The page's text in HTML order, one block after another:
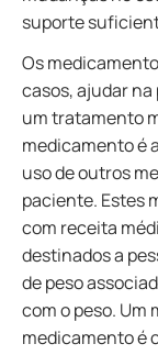
suporte
Os
casos, ajudar
um tratamento
medicamento é
uso de outros
paciente. Estes
com receita
destinados a
de peso
com o peso. Um
medicamento é